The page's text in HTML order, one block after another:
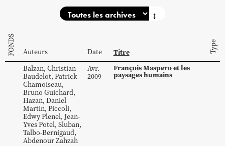
↕
FONDS Auteurs Date Titre Type
Balzan, Christian
Baudelot, Patrick
Chamoiseau,
Bruno Guichard,
Hazan, Daniel
Martin, Piccoli,
EdwyPlenel, Jean-
YvesPotel, Sluban,
Talbo-Bernigaud,
AbdenourZahzah
Avr.
2009
François Maspero et les
paysages humains